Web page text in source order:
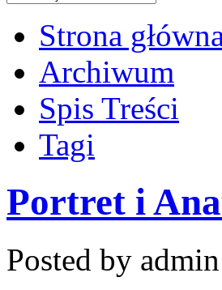
Strona
Archiwum
Spis Treści
Tagi
Portret i
Posted by admin